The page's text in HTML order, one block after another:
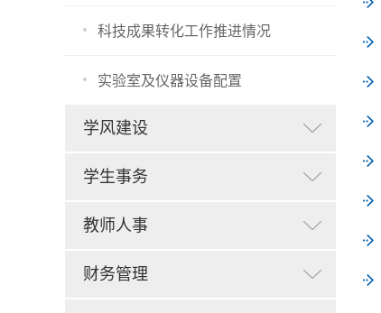
科技成果转化工作推进情况
实验室及仪器设备配置
学风建设
学生事务
教师人事
财务管理